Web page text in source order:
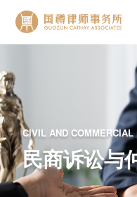
CIVIL AND
民商诉讼与